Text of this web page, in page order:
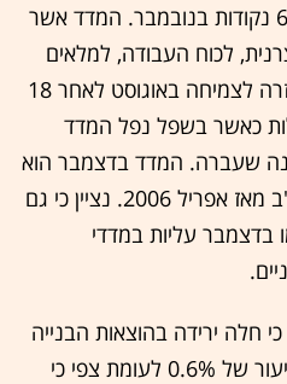
של 65.5 נקודות לעומת 60.3 נקודות בנובמבר. המדד אשר
לכוח העבודה, למלאים
ולמחירים,הראה לראשונה חזרה לצמיחה באוגוסט לאחר 18
כאשר בשפל נפל המדד
בשנה שעברה. המדד בדצמבר הוא
הגבוה ביותר שנרשם בארה"ב מאז אפריל 2006. נציין כי גם
בדצמבר עליות במדדי
חלה ירידה בהוצאות הבנייה
בארה"ב בחודש נובמבר בשיעור של 0.6% לעומת צפי כי